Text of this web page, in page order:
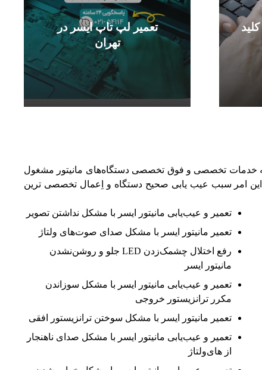
تعمیر لپ تاپ ایسر در
تهران
خدمات تخصصی و فوق تخصصی دستگاه‌های مانیتور مشغول
این امر سبب عیب یابی صحیح دستگاه و اِعمال تخصصی ترین
تعمیر و عیب‌یابی مانیتور ایسر با مشکل نداشتن تصویر
تعمیر مانیتور ایسر با مشکل صدای صوت‌های ولتاژ
رفع اختلال چشمک‌زدن LED جلو و روشن‌نشدن
مانیتور ایسر
تعمیر و عیب‌یابی مانیتور ایسر با مشکل سوزاندن
مکرر ترانزیستور خروجی
تعمیر مانیتور ایسر با مشکل سوختن ترانزیستور افقی
تعمیر و عیب‌یابی مانیتور ایسر با مشکل صدای ناهنجار
از های‌ولتاژ